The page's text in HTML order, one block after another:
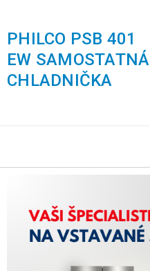
PHILCO PSB 401
EW SAMOSTATNÁ
CHLADNIČKA